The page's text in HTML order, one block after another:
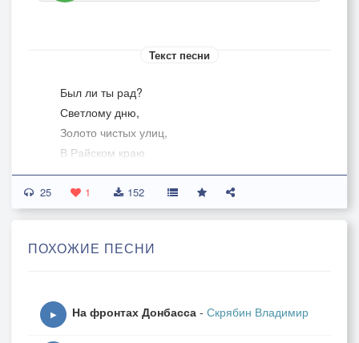
Текст песни
Был ли ты рад?
Светлому дню,
Золото чистых улиц,
В Райском краю
Я тебе говорю.
Увидишь и услышишь
Может быть, все опишешь
Но помни, только помни
На светлый день.
25 1 152
ПОХОЖИЕ ПЕСНИ
▶ На фронтах Донбасса - Скрябин Владимир